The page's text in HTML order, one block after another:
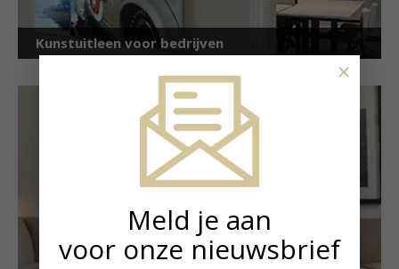
Kunstuitleen voor bedrijven
Meld je aan
voor onze nieuwsbrief
×